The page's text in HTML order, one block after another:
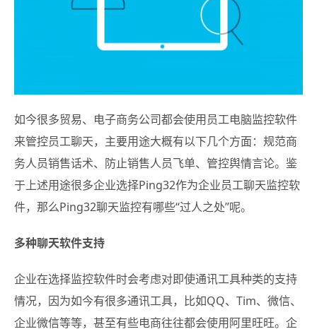
如今很多贸易、电子商务公司都会使用员工电脑监控软件
来管控员工聊天，主要用途大概有以下几个方面：规范商
务人员销售话术、防止销售人员飞单、管控舆情言论。 鉴
于上述用途很多企业选择Ping32作为企业员工聊天监控软
件，那么Ping32聊天监控有哪些“过人之处”呢。
多种聊天软件支持
企业在选择监控软件时会考虑对即使通讯工具种类的支持
情况，因为如今有很多通讯工具，比如QQ、Tim、微信、
企业微信等等，甚至有些电商往往都会使用阿里旺旺。企